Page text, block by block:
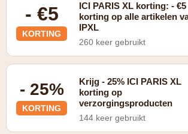
- €5
KORTING
ICI PARIS XL korting: - €5
korting op alle artikelen
IPXL
260 keer gebruikt
- 25%
KORTING
Krijg - 25% ICI PARIS XL
korting op
verzorgingsproducten
144 keer gebruikt